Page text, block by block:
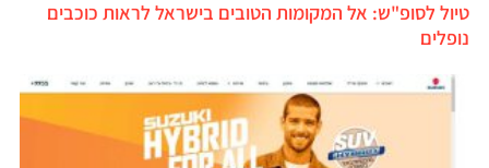
לסופ"ש: אל המקומות הטובים בישראל לראות כוכבים